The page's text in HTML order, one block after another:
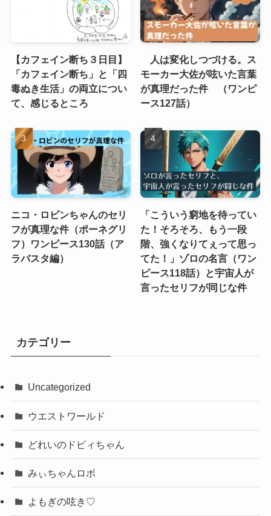
【カフェイン断ち３日目】
「カフェイン断ち」と「四
毒ぬき生活」の両立につい
て、感じるところ
人は変化しつづける。ス
モーカー大佐が呟いた言葉
が真理だった件 （ワンピ
ース127話）
ニコ・ロビンちゃんのセリ
フが真理な件（ポーネグリ
フ）ワンピース130話（ア
ラバスタ編）
「こういう窮地を待ってい
た！そろそろ、もう一段
階、強くなりてぇって思っ
てた！」ゾロの名言（ワン
ピース118話）と宇宙人が
言ったセリフが同じな件
カテゴリー
Uncategorized
ウエストワールド
どれいのドビィちゃん
みぃちゃんロボ
よもぎの呟き♡